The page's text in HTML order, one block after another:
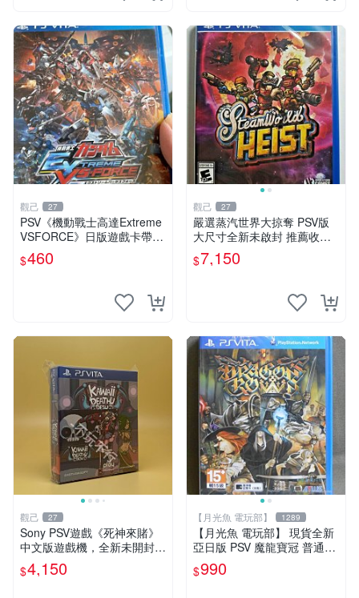
觀己 27
PSV《機動戰士高達Extreme
VSFORCE》日版遊戲卡帶，
全新未拆封，附原包裝，嚴選
推薦，適合收藏。 極限VS遊
$460
觀己 27
嚴選蒸汽世界大掠奪 PSV版
大尺寸全新未啟封 推薦收藏
蒸汽遊戲 手機遊戲 游戲卡帶
$7,150
觀己 27
Sony PSV遊戲《死神來賭》
中文版遊戲機，全新未開封嚴
選品，拍前詳談 死神來賭 So
ny 測試玩
$4,150
【月光魚 電玩部】 1289
【月光魚 電玩部】 現貨全新
亞日版 PSV 魔龍寶冠 普通版
亞版日文版 PS Vita
$990